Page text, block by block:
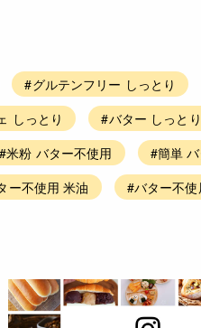
#グルテンフリー しっとり
しっとり #バター しっとり
#米粉 バター不使用 #簡単
ー不使用 米油 #バター不